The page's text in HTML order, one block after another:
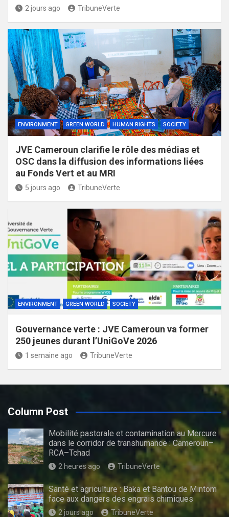
2 jours ago TribuneVerte
ENVIRONMENT GREEN WORLD HUMAN RIGHTS SOCIETY
JVE Cameroun clarifie le rôle des médias et
OSC dans la diffusion des informations liées
au Fonds Vert et au MRI
5 jours ago TribuneVerte
ENVIRONMENT GREEN WORLD SOCIETY
Gouvernance verte : JVE Cameroun va former
250 jeunes durant l’UniGoVe 2026
1 semaine ago TribuneVerte
Column Post
Mobilité pastorale et contamination au Mercure
dans le corridor de transhumance : Cameroun–
RCA–Tchad
2 heures ago TribuneVerte
Santé et agriculture : Baka et Bantou de Mintom
face aux dangers des engrais chimiques
2 jours ago TribuneVerte